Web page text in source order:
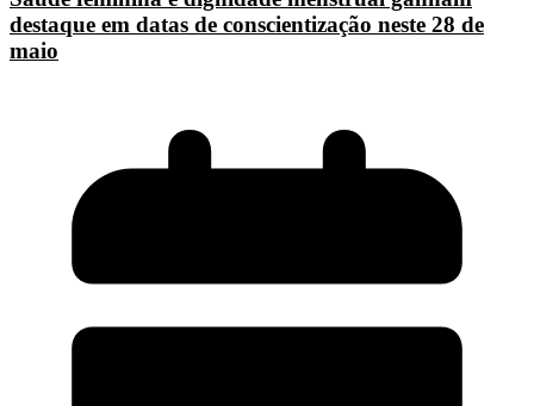
destaque em datas de conscientização neste 28 de
maio